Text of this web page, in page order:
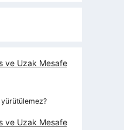
ve Uzak Mesafe
ve Uzak Mesafe